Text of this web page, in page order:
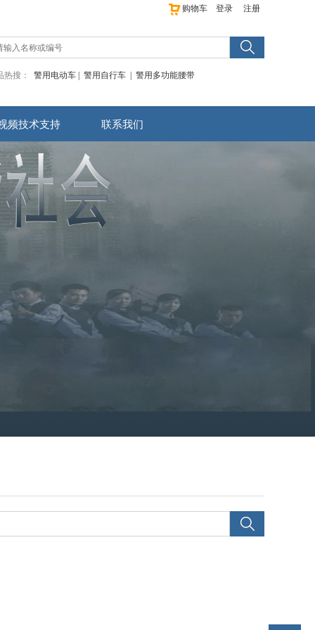
登录 注册
购物车
热搜： 警用电动车 警用自行车 警用多功能腰带
频技术支持 联系我们